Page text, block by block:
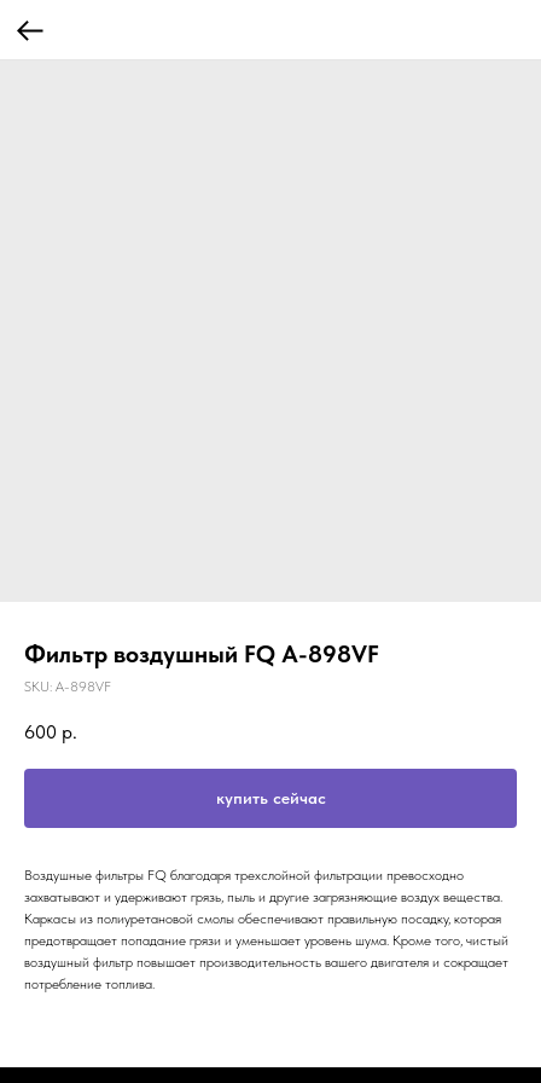
Фильтр воздушный FQ A-898VF
SKU: A-898VF
600 р.
купить сейчас
Воздушные фильтры FQ благодаря трехслойной фильтрации превосходно
захватывают и удерживают грязь, пыль и другие загрязняющие воздух вещества.
Каркасы из полиуретановой смолы обеспечивают правильную посадку, которая
предотвращает попадание грязи и уменьшает уровень шума. Кроме того, чистый
воздушный фильтр повышает производительность вашего двигателя и сокращает
потребление топлива.